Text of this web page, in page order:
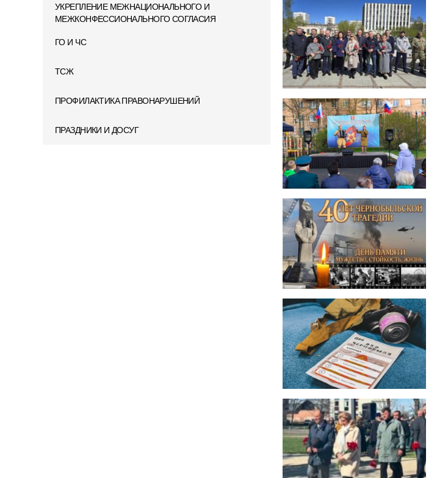
УКРЕПЛЕНИЕ МЕЖНАЦИОНАЛЬНОГО И
МЕЖКОНФЕССИОНАЛЬНОГО СОГЛАСИЯ
ГО И ЧС
ТСЖ
ПРОФИЛАКТИКА ПРАВОНАРУШЕНИЙ
ПРАЗДНИКИ И ДОСУГ